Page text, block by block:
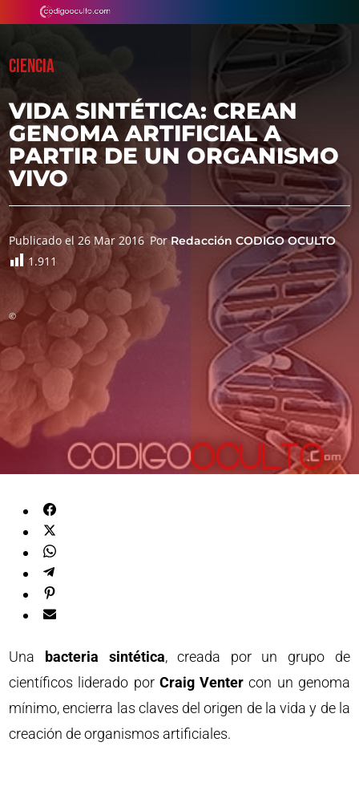
CIENCIA
VIDA SINTÉTICA: CREAN
GENOMA ARTIFICIAL A
PARTIR DE UN ORGANISMO
VIVO
Publicado el 26 Mar 2016 PorRedacción CODIGO OCULTO
1.911
©
Una bacteria sintética, creada por un grupo de
científicos liderado por Craig Venter con un genoma
mínimo, encierra las claves del origen de la vida y de la
creación de organismos artificiales.